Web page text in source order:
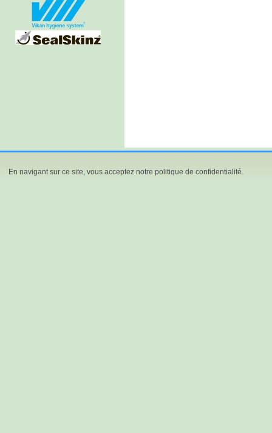
En navigant sur ce site, vous acceptez notre politique de confidentialité.